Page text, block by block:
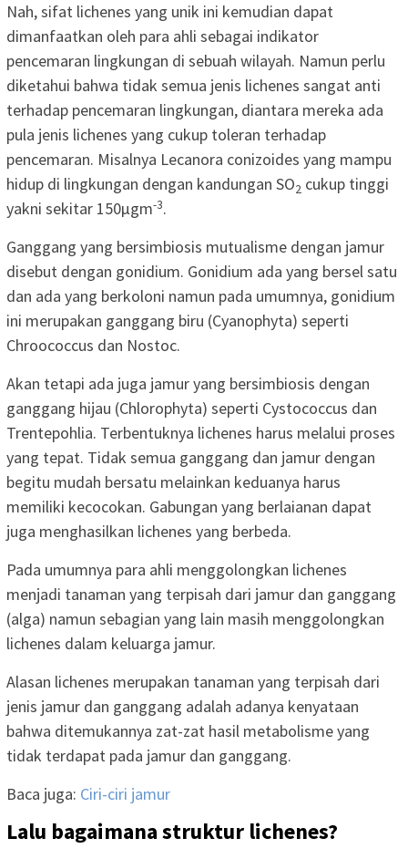
Nah, sifat lichenes yang unik ini kemudian dapat
dimanfaatkan oleh para ahli sebagai indikator
pencemaran lingkungan di sebuah wilayah. Namun perlu
diketahui bahwa tidak semua jenis lichenes sangat anti
terhadap pencemaran lingkungan, diantara mereka ada
pula jenis lichenes yang cukup toleran terhadap
pencemaran. Misalnya Lecanora conizoides yang mampu
hidup di lingkungan dengan kandungan SO2 cukup tinggi
yakni sekitar 150μgm-3.
Ganggang yang bersimbiosis mutualisme dengan jamur
disebut dengan gonidium. Gonidium ada yang bersel satu
dan ada yang berkoloni namun pada umumnya, gonidium
ini merupakan ganggang biru (Cyanophyta) seperti
Chroococcus dan Nostoc.
Akan tetapi ada juga jamur yang bersimbiosis dengan
ganggang hijau (Chlorophyta) seperti Cystococcus dan
Trentepohlia. Terbentuknya lichenes harus melalui proses
yang tepat. Tidak semua ganggang dan jamur dengan
begitu mudah bersatu melainkan keduanya harus
memiliki kecocokan. Gabungan yang berlaianan dapat
juga menghasilkan lichenes yang berbeda.
Pada umumnya para ahli menggolongkan lichenes
menjadi tanaman yang terpisah dari jamur dan ganggang
(alga) namun sebagian yang lain masih menggolongkan
lichenes dalam keluarga jamur.
Alasan lichenes merupakan tanaman yang terpisah dari
jenis jamur dan ganggang adalah adanya kenyataan
bahwa ditemukannya zat-zat hasil metabolisme yang
tidak terdapat pada jamur dan ganggang.
Baca juga: Ciri-ciri jamur
Lalu bagaimana struktur lichenes?